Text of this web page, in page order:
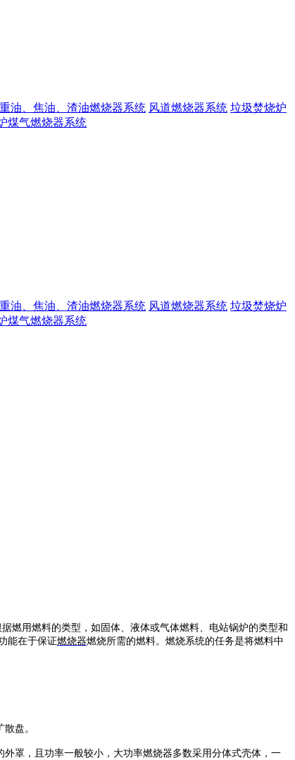
重油、焦油、渣油燃烧器系统 风道燃烧器系统 垃圾焚烧炉
煤气燃烧器系统
重油、焦油、渣油燃烧器系统 风道燃烧器系统 垃圾焚烧炉
煤气燃烧器系统
燃用燃料的类型，如固体、液体或气体燃料、电站锅炉的类型和
能在于保证燃烧器燃烧所需的燃料。燃烧系统的任务是将燃料中
盘。
罩，且功率一般较小，大功率燃烧器多数采用分体式壳体，一